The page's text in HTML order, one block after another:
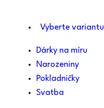
Vyberte variantu
Dárky na míru
Narozeniny
Pokladničky
Svatba